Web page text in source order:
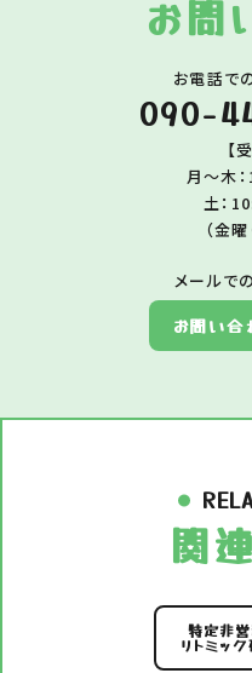
お問
お電話で
090-
【
月～木
土：
（金
メールで
お問い合
関
特定非
リトミッ